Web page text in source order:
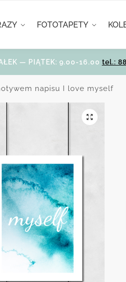
FOTOTAPETY
— PIĄTEK: 9.00-16.00 tel.:
napisu I love myself